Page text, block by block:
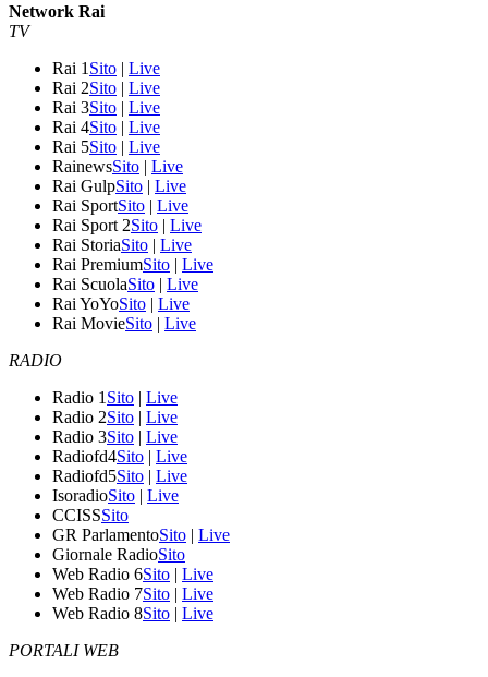
Network Rai
TV
Rai 1 Sito | Live
Rai 2Sito | Live
Rai 3Sito | Live
Rai 4Sito | Live
Rai 5Sito | Live
RainewsSito | Live
Rai GulpSito | Live
Rai SportSito | Live
Rai Sport 2Sito | Live
Rai StoriaSito | Live
Rai PremiumSito | Live
Rai ScuolaSito | Live
Rai YoYoSito | Live
Rai MovieSito | Live
RADIO
Radio 1 Sito | Live
Radio 2Sito | Live
Radio 3Sito | Live
Radiofd4Sito | Live
Radiofd5Sito | Live
IsoradioSito | Live
CCISSSito
GR ParlamentoSito | Live
Giornale RadioSito
Web Radio 6Sito | Live
Web Radio 7Sito | Live
Web Radio 8Sito | Live
PORTALI WEB